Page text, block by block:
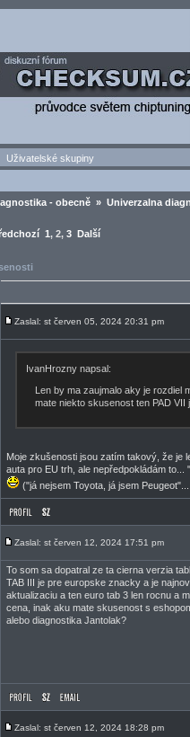
Uživatelské skupiny
- obecně » Univerzalna
1, 2, 3 Další
Zaslal: st červen 05, 2024 20:31 pm
IvanHrozny napsal:
Len by ma zaujmalo aky je rozdiel
mate niekto skusenost ten PAD VII
Moje zkušenosti jsou zatím takový, že je
auta pro EU trh, ale nepředpokládám
("já nejsem Toyota, já jsem
Zaslal: st červen 12, 2024 17:51 pm
To som sa dopatral ze ta cierna verzia
TAB III je pre europske znacky a je
aktualizaciu a ten euro tab 3 len rocnu a
cena, inak aku mate skusenost s
alebo diagnostika Jantolak?
Zaslal: st červen 12, 2024 18:28 pm